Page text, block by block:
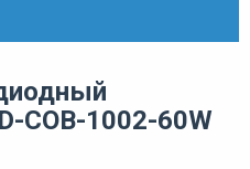
COB-1002-60W